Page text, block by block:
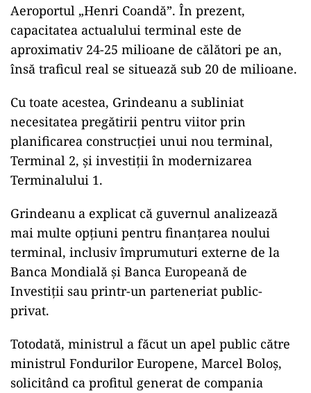
Aeroportul „Henri Coandă”. În prezent,
capacitatea actualului terminal este de
aproximativ 24-25 milioane de călători pe an,
însă traficul real se situează sub 20 de milioane.
Cu toate acestea, Grindeanu a subliniat
necesitatea pregătirii pentru viitor prin
planificarea construcției unui nou terminal,
Terminal 2, și investiții în modernizarea
Terminalului 1.
Grindeanu a explicat că guvernul analizează
mai multe opțiuni pentru finanțarea noului
terminal, inclusiv împrumuturi externe de la
Banca Mondială și Banca Europeană de
Investiții sau printr-un parteneriat public-
privat.
Totodată, ministrul a făcut un apel public către
ministrul Fondurilor Europene, Marcel Boloș,
solicitând ca profitul generat de compania